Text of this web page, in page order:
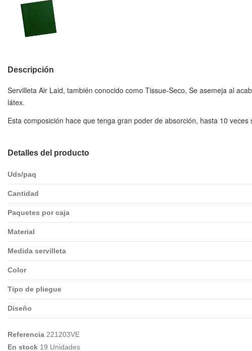
Descripción
Servilleta Air Laid, también conocido como Tissue-Seco, Se asemeja al
látex.
Esta composición hace que tenga gran poder de absorción, hasta 10 veces
Detalles del producto
Uds/paq
Cantidad
Paquetes por caja
Material
Medida servilleta
Color
Tipo de pliegue
Diseño
Referencia 221203VE
En stock 19 Unidades